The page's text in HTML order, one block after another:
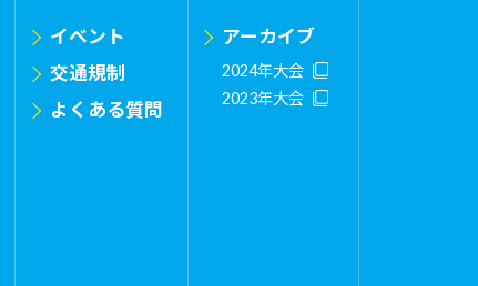
イベント
交通規制
よくある質問
アーカイブ
2024年大会
2023年大会